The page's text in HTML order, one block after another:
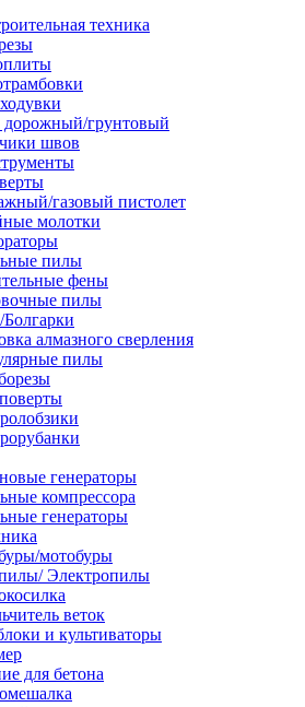
техника
дорожный/грунтовый
швов
газовый пистолет
молотки
пилы
фены
пилы
алмазного сверления
пилы
генераторы
компрессора
генераторы
мотобуры
Электропилы
веток
и культиваторы
для бетона